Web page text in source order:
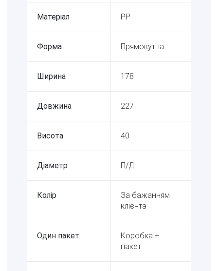
Матеріал PP
Форма Прямокутна
Ширина 178
Довжина 227
Висота 40
Діаметр П/Д
Колір
За бажанням
клієнта
Один пакет
Коробка +
пакет